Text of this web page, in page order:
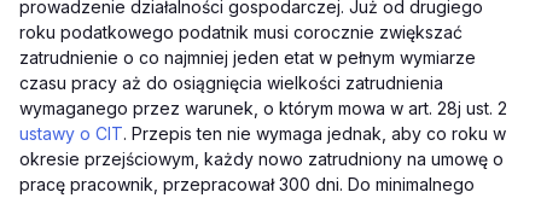
prowadzenie działalności gospodarczej. Już od drugiego
roku podatkowego podatnik musi corocznie zwiększać
zatrudnienie o co najmniej jeden etat w pełnym wymiarze
czasu pracy aż do osiągnięcia wielkości zatrudnienia
wymaganego przez warunek, o którym mowa w art. 28j ust. 2
ustawy o CIT. Przepis ten nie wymaga jednak, aby co roku w
okresie przejściowym, każdy nowo zatrudniony na umowę o
pracę pracownik, przepracował 300 dni. Do minimalnego